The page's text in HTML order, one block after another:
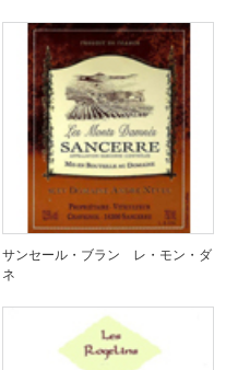
サンセール・ブラン レ・モン・ダ
ネ